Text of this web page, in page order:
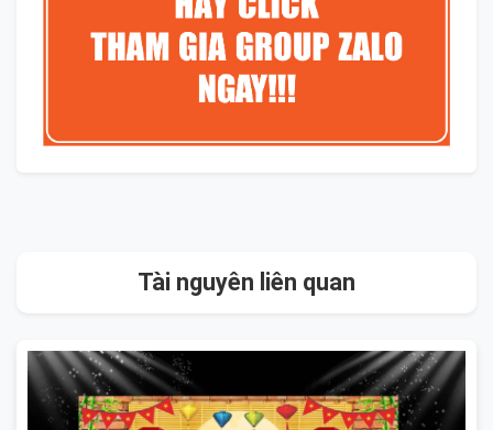
Tài nguyên liên quan